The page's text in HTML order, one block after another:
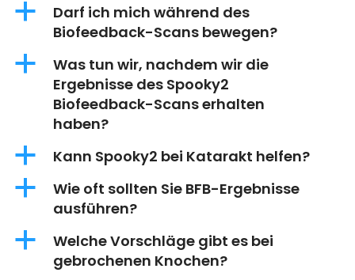
a
Darf ich mich während des
Biofeedback-Scans bewegen?
a
Was tun wir, nachdem wir die
Ergebnisse des Spooky2
Biofeedback-Scans erhalten
haben?
a Kann Spooky2 bei Katarakt helfen?
a
Wie oft sollten Sie BFB-Ergebnisse
ausführen?
a
Welche Vorschläge gibt es bei
gebrochenen Knochen?